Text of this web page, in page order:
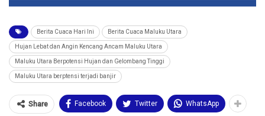
Berita Cuaca Hari Ini Berita Cuaca Maluku Utara
Hujan Lebat dan Angin Kencang Ancam Maluku Utara
Maluku Utara Berpotensi Hujan dan Gelombang Tinggi
Maluku Utara berptensi terjadi banjir
Share Facebook Twitter WhatsApp